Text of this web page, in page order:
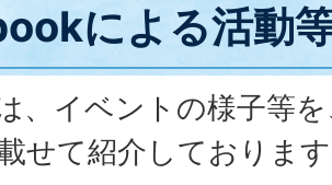
による活動
、イベントの様子等
せて紹介しておりま